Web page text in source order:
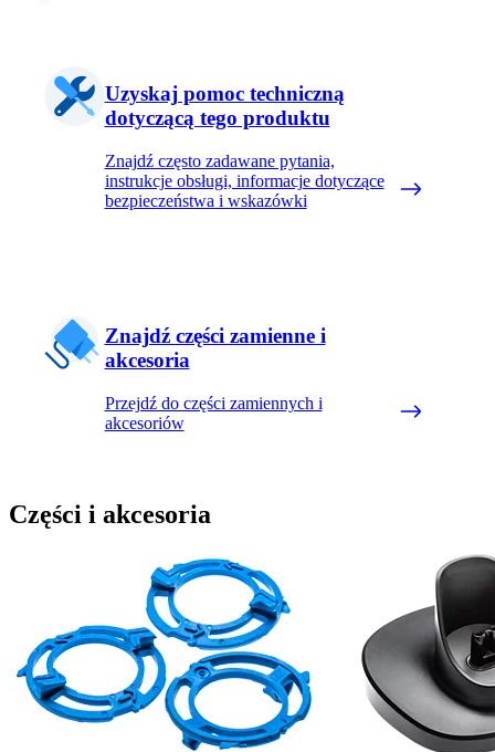
Uzyskaj pomoc techniczną
dotyczącą tego produktu
Znajdź często zadawane pytania,
instrukcje obsługi, informacje dotyczące
bezpieczeństwa i wskazówki
Znajdź części zamienne i
akcesoria
Przejdź do części zamiennych i
akcesoriów
Części i akcesoria